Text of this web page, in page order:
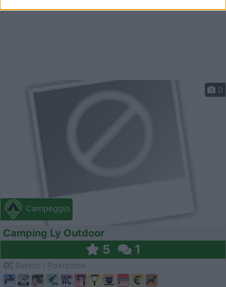
Campeggio
0
Camping Ly Outdoor
5 1